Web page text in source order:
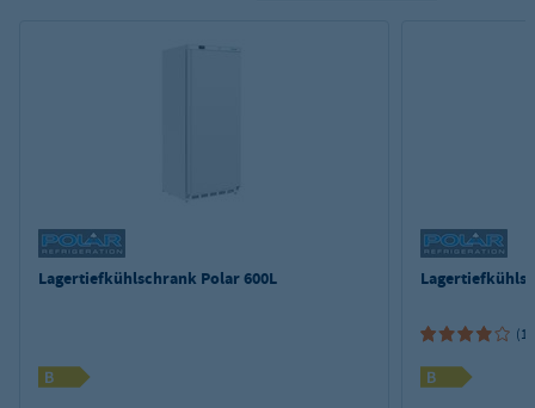
Lagertiefkühlschrank Polar 600L
(1)